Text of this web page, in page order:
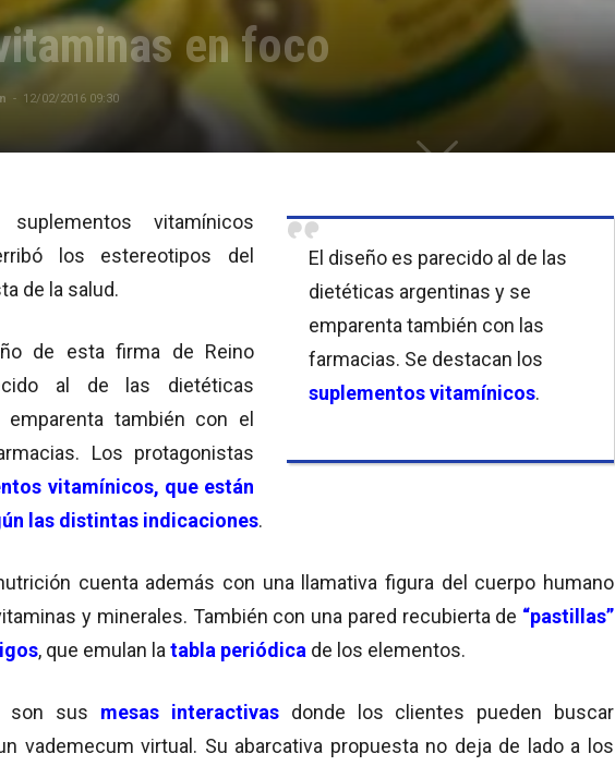
en foco
- 12/02/2016 09:30
El diseño es parecido al de las
dietéticas argentinas y se
emparenta también con las
farmacias. Se destacan los
suplementos vitamínicos.
vitamínicos
los estereotipos del
de la salud.
de esta firma de Reino
al de las dietéticas
también con el
Los protagonistas
vitamínicos, que están
las distintas indicaciones.
cuenta además con una llamativa figura del cuerpo humano
y minerales. También con una pared recubierta de “pastillas”
, que emulan la tabla periódica de los elementos.
son sus mesas interactivasdonde los clientes pueden buscar
vademecum virtual. Su abarcativa propuesta no deja de lado a los